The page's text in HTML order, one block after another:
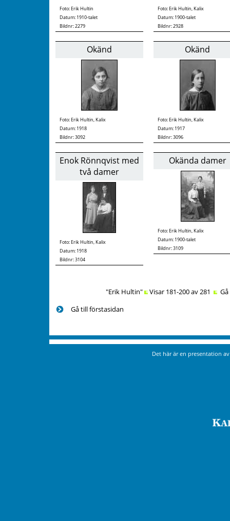
Foto:Erik Hultin
Datum: 1910-talet
Bildnr: 2279
Foto:Erik Hultin, Kalix
Datum: 1900-talet
Bildnr: 2928
Okänd
Foto:Erik Hultin, Kalix
Datum: 1918
Bildnr: 3092
Okänd
Foto:Erik Hultin, Kalix
Datum: 1917
Bildnr: 3096
Enok Rönnqvist med
två damer
Foto:Erik Hultin, Kalix
Datum: 1918
Bildnr: 3104
Okända damer
Foto:Erik Hultin, Kalix
Datum: 1900-talet
Bildnr: 3109
"Erik Hultin" Visar 181-200 av 281
Gå
Gå till förstasidan
Det här är en presentation